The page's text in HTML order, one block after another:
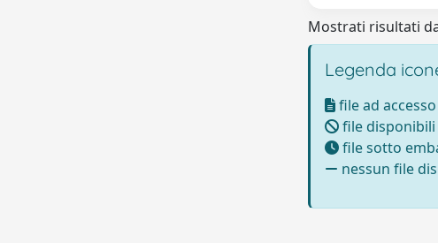
Mostrati risultati
Legenda
file ad
file
file sotto
nessun file